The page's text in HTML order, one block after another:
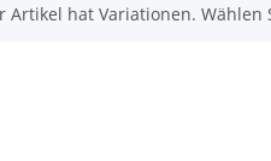
Artikel hat Variationen.